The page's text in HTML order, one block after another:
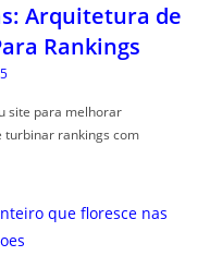
Arquitetura de
Rankings
site para melhorar
turbinar rankings com